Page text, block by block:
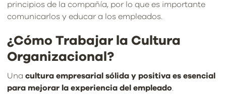
principios de la compañía, por lo que es importante
comunicarlos y educar a los empleados.
¿Cómo Trabajar la Cultura
Organizacional?
Una cultura empresarial sólida y positiva es esencial
para mejorar la experiencia del empleado